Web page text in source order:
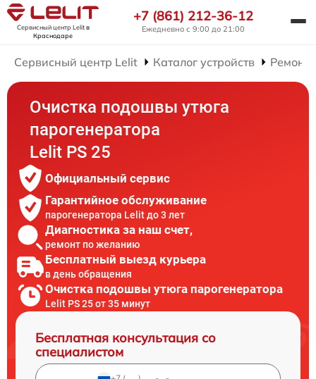
Сервисный центр Lelitв
Краснодаре
+7 (861) 212-36-12
Ежедневно с 9:00 до 21:00
Сервисный центр Lelit Каталог устройств Ремонт
Очистка подошвы утюга
парогенератора
Lelit PS 25
Официальный сервис
Гарантийное обслуживание
парогенератора Lelit до 3 лет
Диагностика за наш счет,
ремонт по желанию
Бесплатный выезд курьера
в день обращения
Очистка подошвы утюга парогенератора
Lelit PS 25 от 35 минут
Бесплатная консультация со
специалистом